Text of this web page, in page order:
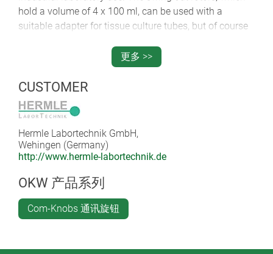
hold a volume of 4 x 100 ml, can be used with a
suitable adapter for tissue culture tubes, but of course
更多 >>
CUSTOMER
Hermle Labortechnik GmbH,
Wehingen (Germany)
http://www.hermle-labortechnik.de
OKW 产品系列
Com-Knobs 通讯旋钮